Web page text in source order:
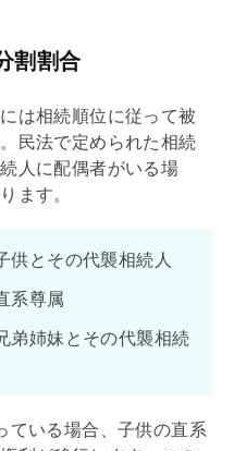
割割合
は相続順位に従って被
民法で定められた相続
人に配偶者がいる場
ます。
供とその代襲相続人
系尊属
弟姉妹とその代襲相続
ている場合、子供の直系